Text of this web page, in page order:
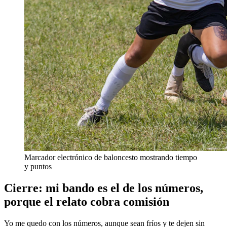
Marcador electrónico de baloncesto mostrando tiempo
y puntos
Cierre: mi bando es el de los números,
porque el relato cobra comisión
Yo me quedo con los números, aunque sean fríos y te dejen sin